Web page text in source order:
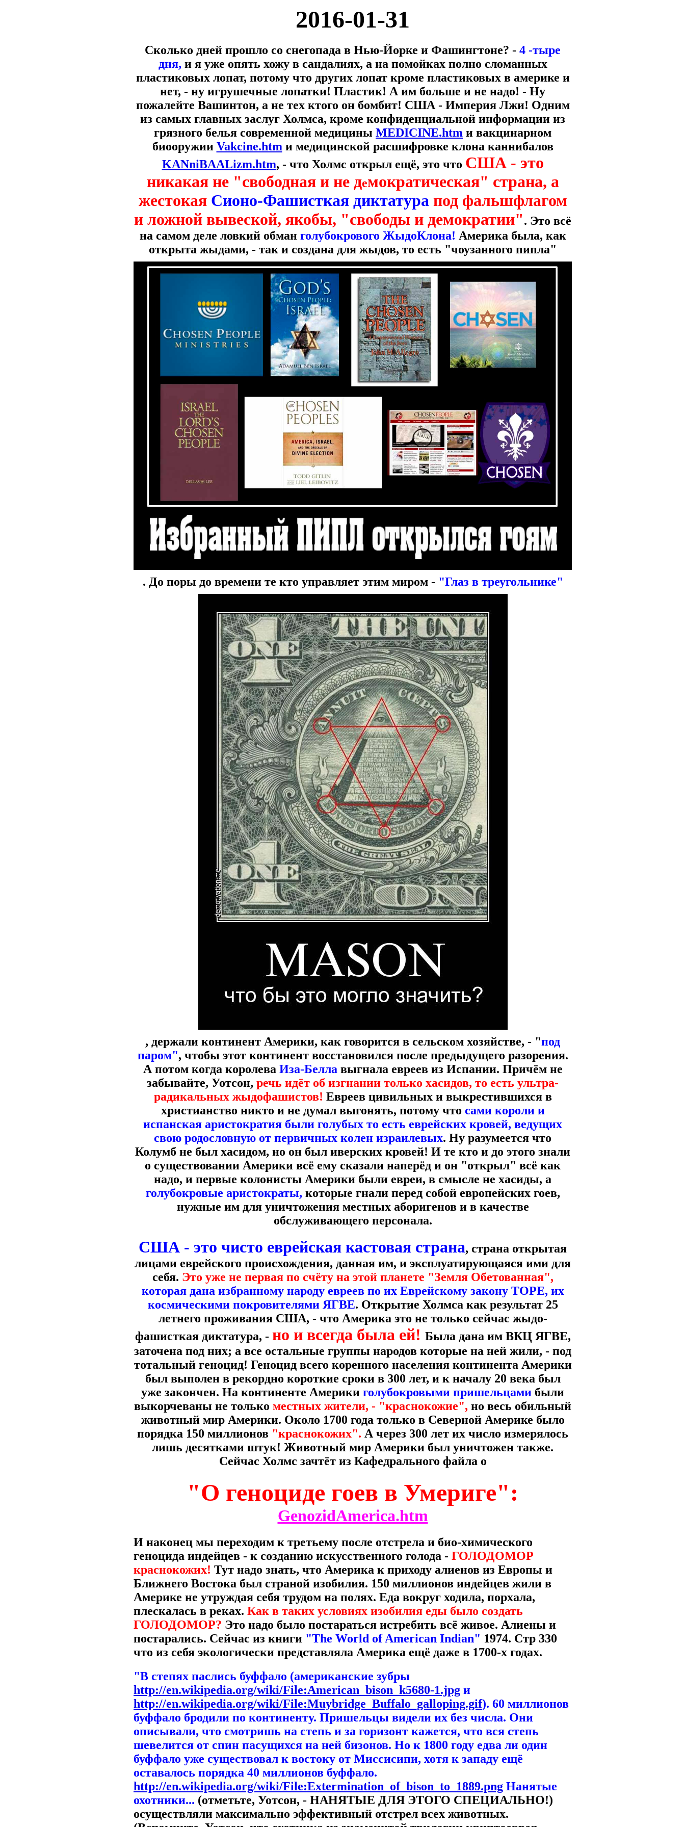
2016-01-31
Сколько дней прошло со снегопада в Нью-Йорке и Фашингтоне? - 4 -тыре
дня, и я уже опять хожу в сандалиях, а на помойках полно сломанных
пластиковых лопат, потому что других лопат кроме пластиковых в америке и
нет, - ну игрушечные лопатки! Пластик! А им больше и не надо! - Ну
пожалейте Вашинтон, а не тех ктого он бомбит! США - Империя Лжи! Одним
из самых главных заслуг Холмса, кроме конфиденциальной информации из
грязного белья современной медицины MEDICINE.htm и вакцинарном
биооружии Vakcine.htm и медицинской расшифровке клона каннибалов
KANniBAALizm.htm, - что Холмс открыл ещё, это что США - это
никакая не "свободная и не демократическая" страна, а
жестокая Сионо-Фашисткая диктатура под фальшфлагом
и ложной вывеской, якобы, "свободы и демократии". Это всё
на самом деле ловкий обман голубокрового ЖыдоКлона! Америка была, как
открыта жыдами, - так и создана для жыдов, то есть "чоузанного пипла"
. До поры до времени те кто управляет этим миром - "Глаз в треугольнике"
, держали континент Америки, как говорится в сельском хозяйстве, - "под
паром", чтобы этот континент восстановился после предыдущего разорения.
А потом когда королева Иза-Белла выгнала евреев из Испании. Причём не
забывайте, Уотсон, речь идёт об изгнании только хасидов, то есть ультра-
радикальных жыдофашистов! Евреев цивильных и выкрестившихся в
христианство никто и не думал выгонять, потому что сами короли и
испанская аристократия были голубых то есть еврейских кровей, ведущих
свою родословную от первичных колен израилевых. Ну разумеется что
Колумб не был хасидом, но он был иверских кровей! И те кто и до этого знали
о существовании Америки всё ему сказали наперёд и он "открыл" всё как
надо, и первые колонисты Америки были евреи, в смысле не хасиды, а
голубокровые аристократы, которые гнали перед собой европейских гоев,
нужные им для уничтожения местных аборигенов и в качестве
обслуживающего персонала.
США - это чисто еврейская кастовая страна, страна открытая
лицами еврейского происхождения, данная им, и эксплуатирующаяся ими для
себя. Это уже не первая по счёту на этой планете "Земля Обетованная",
которая дана избранному народу евреев по их Еврейскому закону ТОРЕ, их
космическими покровителями ЯГВЕ. Открытие Холмса как результат 25
летнего проживания США, - что Америка это не только сейчас жыдо-
фашисткая диктатура, - но и всегда была ей! Была дана им ВКЦ ЯГВЕ,
заточена под них; а все остальные группы народов которые на ней жили, - под
тотальный геноцид! Геноцид всего коренного населения континента Америки
был выполен в рекордно короткие сроки в 300 лет, и к началу 20 века был
уже закончен. На континенте Америки голубокровыми пришельцами были
выкорчеваны не только местных жители, - "краснокожие", но весь обильный
животный мир Америки. Около 1700 года только в Северной Америке было
порядка 150 миллионов "краснокожих". А через 300 лет их число измерялось
лишь десятками штук! Животный мир Америки был уничтожен также.
Сейчас Холмс зачтёт из Кафедрального файла о
"О геноциде гоев в Умериге":
GenozidAmerica.htm
И наконец мы переходим к третьему после отстрела и био-химического
геноцида индейцев - к созданию искусственного голода - ГОЛОДОМОР
краснокожих! Тут надо знать, что Америка к приходу алиенов из Европы и
Ближнего Востока был страной изобилия. 150 миллионов индейцев жили в
Америке не утруждая себя трудом на полях. Еда вокруг ходила, порхала,
плескалась в реках. Как в таких условиях изобилия еды было создать
ГОЛОДОМОР? Это надо было постараться истребить всё живое. Алиены и
постарались. Сейчас из книги "The World of American Indian" 1974. Стр 330
что из себя экологически представляла Америка ещё даже в 1700-х годах.
"В степях паслись буффало (американские зубры
http://en.wikipedia.org/wiki/File:American_bison_k5680-1.jpg и
http://en.wikipedia.org/wiki/File:Muybridge_Buffalo_galloping.gif). 60 миллионов
буффало бродили по континенту. Пришельцы видели их без числа. Они
описывали, что смотришь на степь и за горизонт кажется, что вся степь
шевелится от спин пасущихся на ней бизонов. Но к 1800 году едва ли один
буффало уже существовал к востоку от Миссисипи, хотя к западу ещё
оставалось порядка 40 миллионов буффало.
http://en.wikipedia.org/wiki/File:Extermination_of_bison_to_1889.png Нанятые
охотники... (отметьте, Уотсон, - НАНЯТЫЕ ДЛЯ ЭТОГО СПЕЦИАЛЬНО!)
осуществляли максимально эффективный отстрел всех животных.